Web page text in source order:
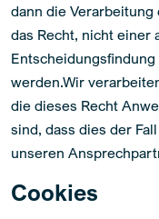
dann die
das Recht, nicht einer
werden.Wir
die dieses Recht
sind, dass dies der
unseren
Cookies